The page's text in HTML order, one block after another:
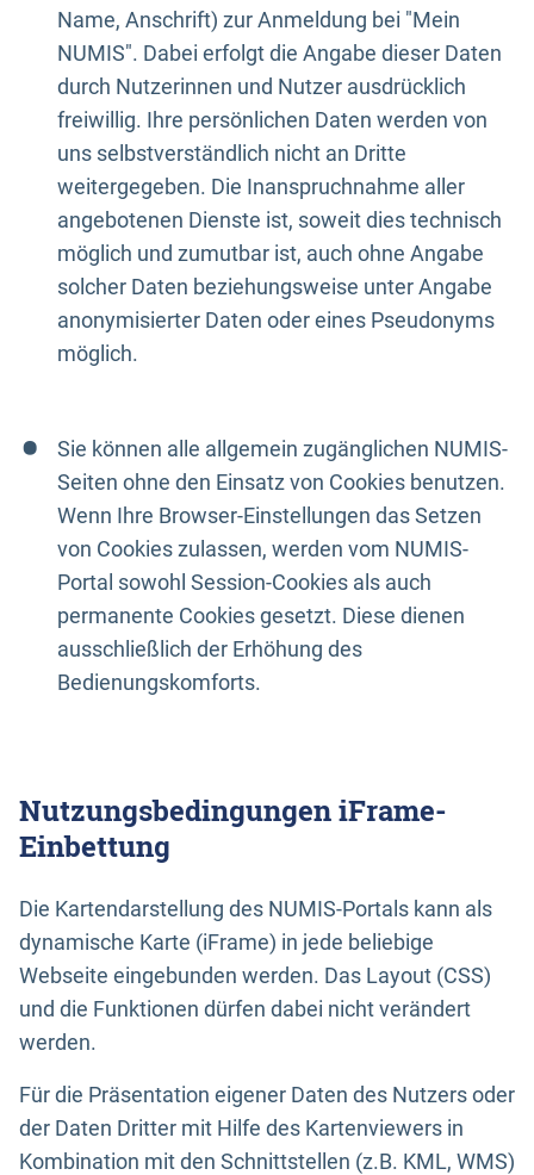
Name, Anschrift) zur Anmeldung bei "Mein
NUMIS". Dabei erfolgt die Angabe dieser Daten
durch Nutzerinnen und Nutzer ausdrücklich
freiwillig. Ihre persönlichen Daten werden von
uns selbstverständlich nicht an Dritte
weitergegeben. Die Inanspruchnahme aller
angebotenen Dienste ist, soweit dies technisch
möglich und zumutbar ist, auch ohne Angabe
solcher Daten beziehungsweise unter Angabe
anonymisierter Daten oder eines Pseudonyms
möglich.
Sie können alle allgemein zugänglichen NUMIS-
Seiten ohne den Einsatz von Cookies benutzen.
Wenn Ihre Browser-Einstellungen das Setzen
von Cookies zulassen, werden vom NUMIS-
Portal sowohl Session-Cookies als auch
permanente Cookies gesetzt. Diese dienen
ausschließlich der Erhöhung des
Bedienungskomforts.
Nutzungsbedingungen iFrame-
Einbettung
Die Kartendarstellung des NUMIS-Portals kann als
dynamische Karte (iFrame) in jede beliebige
Webseite eingebunden werden. Das Layout (CSS)
und die Funktionen dürfen dabei nicht verändert
werden.
Für die Präsentation eigener Daten des Nutzers oder
der Daten Dritter mit Hilfe des Kartenviewers in
Kombination mit den Schnittstellen (z.B. KML, WMS)